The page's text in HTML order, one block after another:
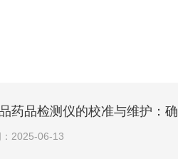
检测仪的校准与维护：确保检测结果准确性的关键
2025-06-13